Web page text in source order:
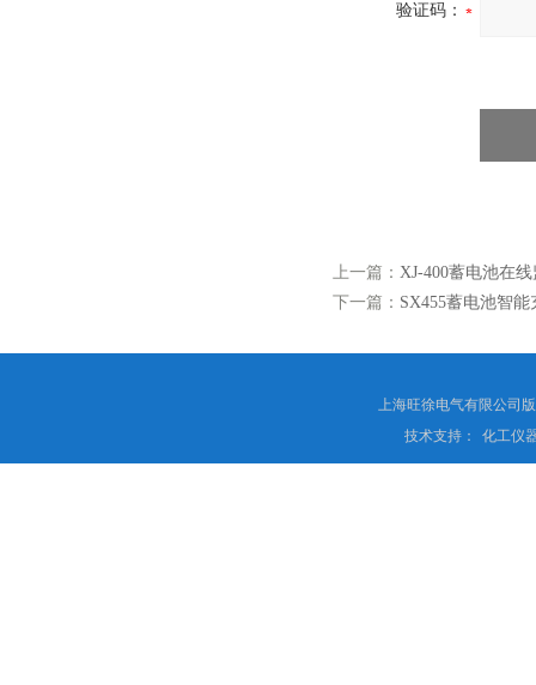
验证码：
上一篇： XJ-400蓄电池在
下一篇： SX455蓄电池智能
上海旺徐电气有限公司
技术支持：
化工仪